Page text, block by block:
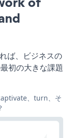
ば、ビジネスの
初の大きな課題
、turn、そ